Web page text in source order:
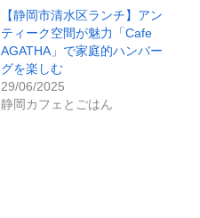
【静岡市清水区ランチ】アン
ティーク空間が魅力「Cafe
AGATHA」で家庭的ハンバー
グを楽しむ
29/06/2025
静岡カフェとごはん